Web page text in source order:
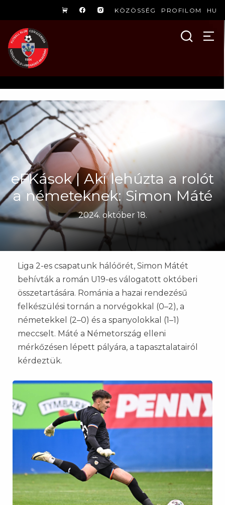
KÖZÖSSÉG PROFILOM HU
eFKások | Aki lehúzta a rolót
a németeknek: Simon Máté
2024. október 18.
Liga 2-es csapatunk hálóőrét, Simon Mátét
behívták a román U19-es válogatott októberi
összetartására. Románia a hazai rendezésű
felkészülési tornán a norvégokkal (0–2), a
németekkel (2–0) és a spanyolokkal (1–1)
meccselt. Máté a Németország elleni
mérkőzésen lépett pályára, a tapasztalatairól
kérdeztük.